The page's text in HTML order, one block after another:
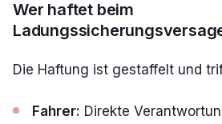
Wer haftet beim
Die Haftung ist gestaffelt und
Fahrer: Direkte